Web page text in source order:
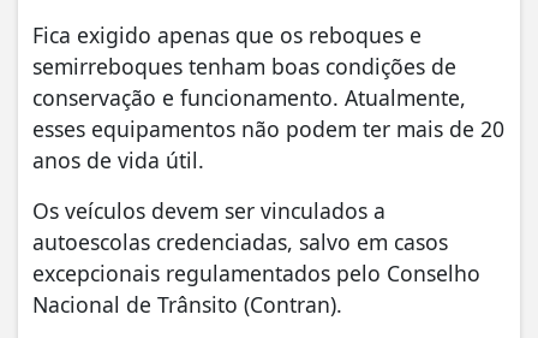
Fica exigido apenas que os reboques e
semirreboques tenham boas condições de
conservação e funcionamento. Atualmente,
esses equipamentos não podem ter mais de 20
anos de vida útil.
Os veículos devem ser vinculados a
autoescolas credenciadas, salvo em casos
excepcionais regulamentados pelo Conselho
Nacional de Trânsito (Contran).